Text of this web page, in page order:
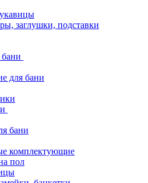
заглушки, подставки
для бани
бани
комплектующие
пол